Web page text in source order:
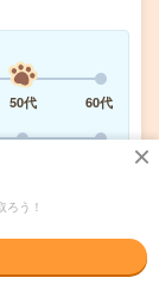
50代
60代
詳しく見る
う！